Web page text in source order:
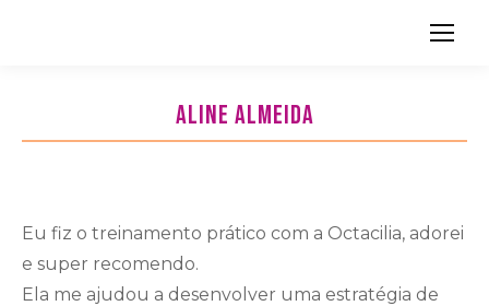
Search:
ALINE ALMEIDA
Eu fiz o treinamento prático com a Octacilia, adorei
e super recomendo.
Ela me ajudou a desenvolver uma estratégia de